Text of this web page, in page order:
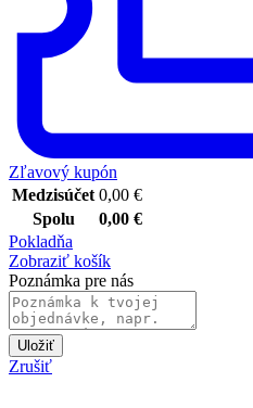
Zľavový kupón
Medzisúčet 0,00 €
Spolu
0,00 €
Pokladňa
Zobraziť košík
Poznámka pre nás
Uložiť
Zrušiť